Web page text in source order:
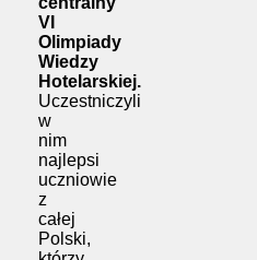
VI
Olimpiady
Wiedzy
Hotelarskiej.
Uczestniczyli
w
nim
najlepsi
uczniowie
z
całej
Polski,